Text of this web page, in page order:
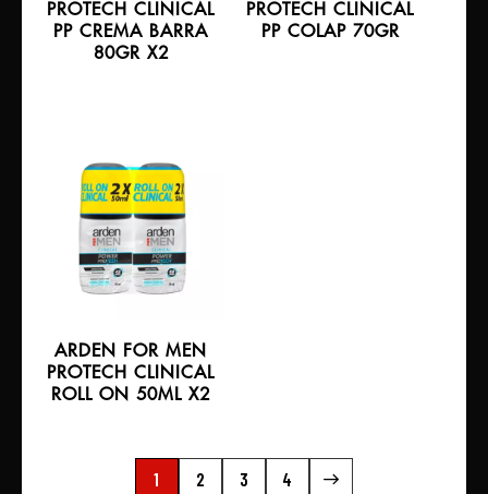
PROTECH CLINICAL
PP CREMA BARRA
80GR X2
PROTECH CLINICAL
PP COLAP 70GR
ARDEN FOR MEN
PROTECH CLINICAL
ROLL ON 50ML X2
1 2 3 4